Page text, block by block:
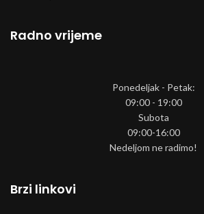
Radno vrijeme
Ponedeljak - Petak:
09:00 - 19:00
Subota
09:00-16:00
Nedeljom ne radimo!
Brzi linkovi